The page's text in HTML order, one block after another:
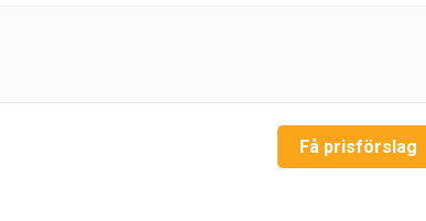
Få prisförslag